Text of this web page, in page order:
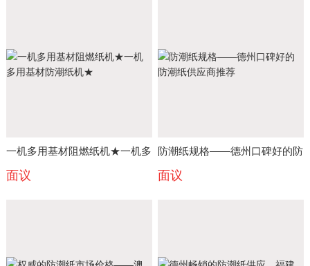
一机多用基材阻燃纸机★一机多
用基材防潮纸机★
面议
防潮纸规格——德州口碑好的防
潮纸供应商推荐
面议